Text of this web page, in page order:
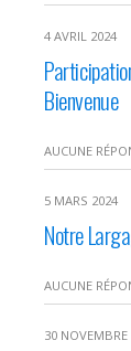
4 AVRIL 2024
Bienvenue
AUCUNE
5 MARS 2024
Notre
AUCUNE
30